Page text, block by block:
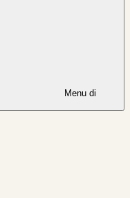
Menu di